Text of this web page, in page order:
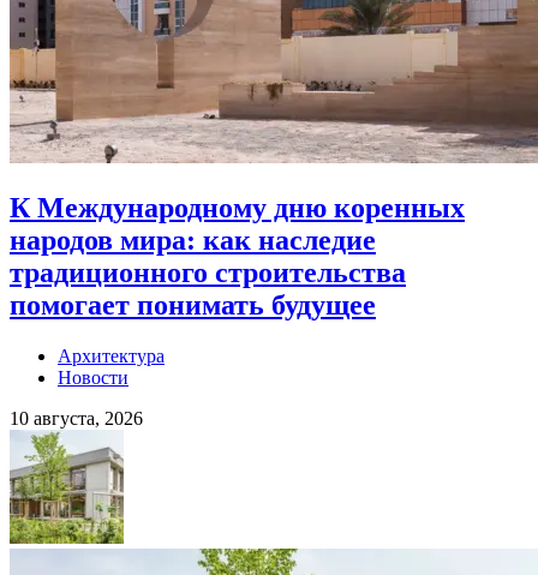
К Международному дню коренных
народов мира: как наследие
традиционного строительства
помогает понимать будущее
Архитектура
Новости
10 августа, 2026